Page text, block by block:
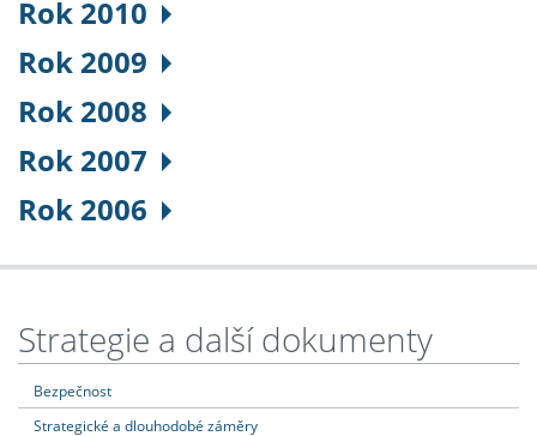
Rok 2010
Rok 2009
Rok 2008
Rok 2007
Rok 2006
Strategie a další dokumenty
Bezpečnost
Strategické a dlouhodobé záměry